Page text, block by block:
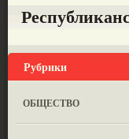
Рубрики
ОБЩЕСТВО